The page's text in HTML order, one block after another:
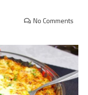
No Comments